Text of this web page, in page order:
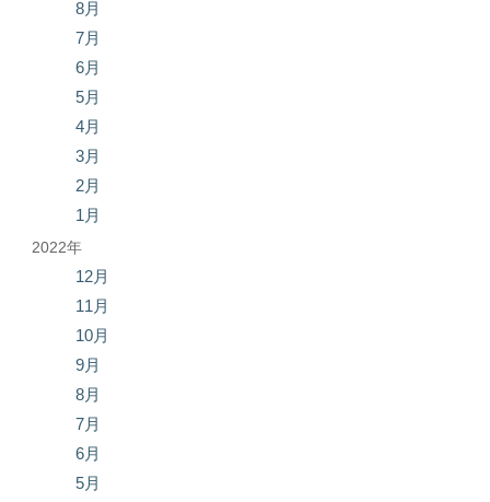
8月
7月
6月
5月
4月
3月
2月
1月
2022年
12月
11月
10月
9月
8月
7月
6月
5月